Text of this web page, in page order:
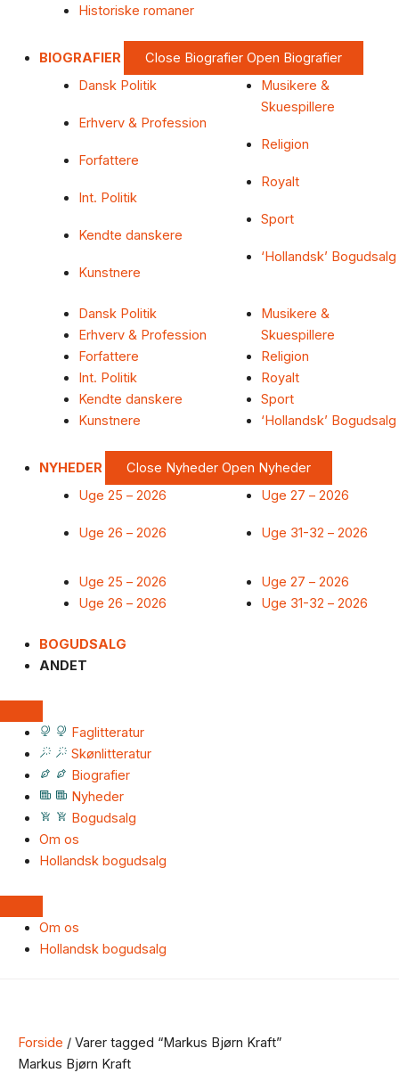
Historiske romaner
BIOGRAFIER Close Biografier Open Biografier
Dansk Politik
Erhverv & Profession
Forfattere
Int. Politik
Kendte danskere
Kunstnere
Musikere &
Skuespillere
Religion
Royalt
Sport
‘Hollandsk’ Bogudsalg
Dansk Politik
Erhverv & Profession
Forfattere
Int. Politik
Kendte danskere
Kunstnere
Musikere &
Skuespillere
Religion
Royalt
Sport
‘Hollandsk’ Bogudsalg
NYHEDER Close Nyheder Open Nyheder
Uge 25 – 2026
Uge 26 – 2026
Uge 27 – 2026
Uge 31-32 – 2026
Uge 25 – 2026
Uge 26 – 2026
Uge 27 – 2026
Uge 31-32 – 2026
BOGUDSALG
ANDET
Faglitteratur
Skønlitteratur
Biografier
Nyheder
Bogudsalg
Om os
Hollandsk bogudsalg
Om os
Hollandsk bogudsalg
Forside / Varer tagged “Markus Bjørn Kraft”
Markus Bjørn Kraft